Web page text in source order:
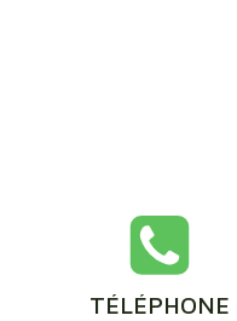
TÉLÉPHONE